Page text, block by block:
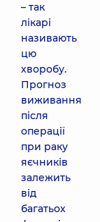
– так
лікарі
називають
цю
хворобу.
Прогноз
виживання
після
операції
при раку
яєчників
залежить
від
багатьох